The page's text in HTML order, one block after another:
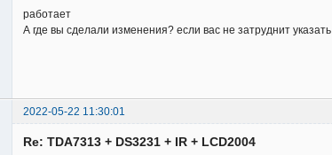
работает
А где вы сделали изменения? если вас не затруднит указать
2022-05-22 11:30:01
Re: TDA7313 + DS3231 + IR + LCD2004